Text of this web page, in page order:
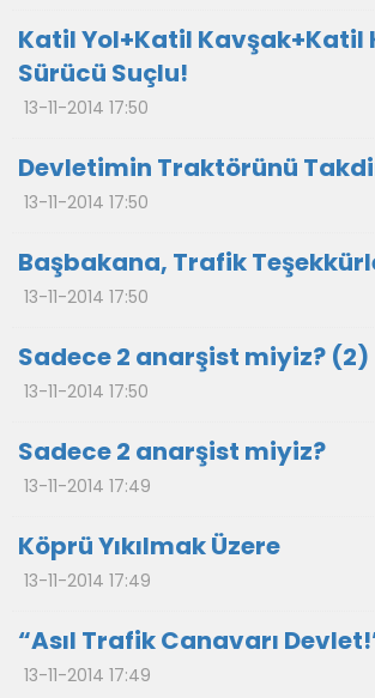
Katil Yol+Katil Kavşak+Katil
Sürücü Suçlu!
13-11-2014 17:50
Devletimin Traktörünü
13-11-2014 17:50
Başbakana, Trafik
13-11-2014 17:50
Sadece 2 anarşist miyiz? (2)
13-11-2014 17:50
Sadece 2 anarşist miyiz?
13-11-2014 17:49
Köprü Yıkılmak Üzere
13-11-2014 17:49
“Asıl Trafik Canavarı
13-11-2014 17:49